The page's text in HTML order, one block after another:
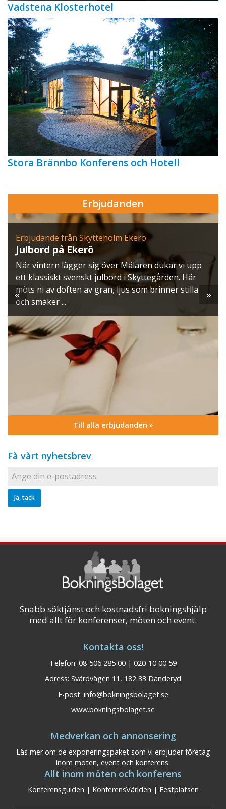
Vadstena Klosterhotel
Stora Brännbo Konferens och Hotell
Erbjudanden
Erbjudande från Skytteholm Ekerö
Julbord på Ekerö
När vintern lägger sig över Mälaren dukar vi upp
ett klassiskt svenskt julbord i Skyttegården. Här
möts ni av doften av gran, ljus som brinner stilla
och smaker ...
« »
Till alla erbjudanden »
Få vårt nyhetsbrev
Snabb söktjänst och kostnadsfri bokningshjälp
med allt för konferenser, möten och event.
Kontakta oss!
Telefon: 08-506 285 00 | 020-10 00 59
Adress: Svärdvägen 11, 182 33 Danderyd
E-post: info@bokningsbolaget.se
www.bokningsbolaget.se
Medverkan och annonsering
Läs mer om de exponeringspaket som vi erbjuder företag
inom möten, event och konferens.
Allt inom möten och konferens
Konferensguiden | KonferensVärlden | Festplatsen